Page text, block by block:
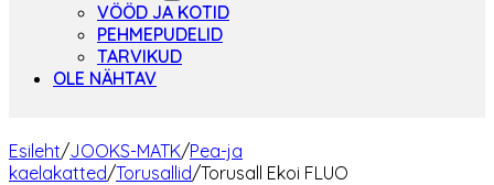
VÖÖD JA KOTID
PEHMEPUDELID
TARVIKUD
OLE NÄHTAV
Esileht/JOOKS-MATK/Pea-ja
kaelakatted/Torusallid/Torusall Ekoi FLUO